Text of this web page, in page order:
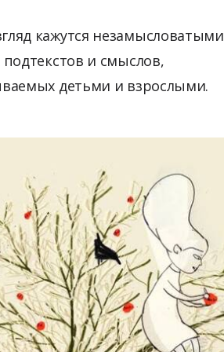
кажутся незамысловатыми
и смыслов,
детьми и взрослыми.